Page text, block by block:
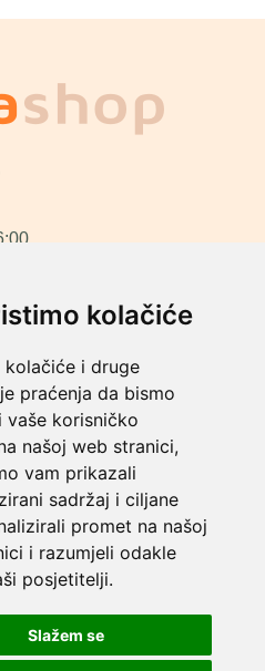
kolačiće
kolačiće i druge
praćenja da bismo
vaše korisničko
našoj web stranici,
vam prikazali
sadržaj i ciljane
promet na našoj
i razumjeli odakle
posjetitelji.
Slažem se
vas nazvati.